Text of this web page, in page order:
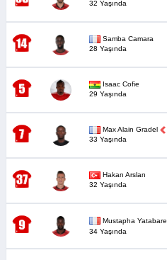
32 Yaşında
Samba Camara
28 Yaşında
Isaac Cofie
29 Yaşında
Max Alain Gradel
33 Yaşında
Hakan Arslan
32 Yaşında
Mustapha Yatabare
34 Yaşında